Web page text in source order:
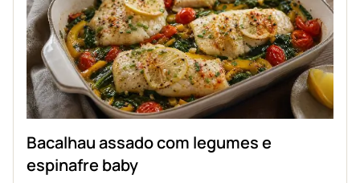
Bacalhau assado com legumes e
espinafre baby